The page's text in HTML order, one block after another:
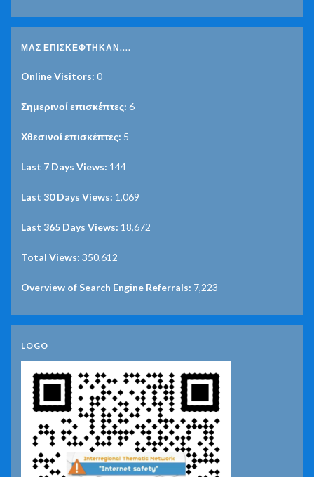
ΜΑΣ ΕΠΙΣΚΈΦΤΗΚΑΝ....
Online Visitors: 0
Σημερινοί επισκέπτες: 6
Χθεσινοί επισκέπτες: 5
Last 7 Days Views: 144
Last 30 Days Views: 1,069
Last 365 Days Views: 18,672
Total Views: 350,612
Overview of Search Engine Referrals: 7,223
LOGO